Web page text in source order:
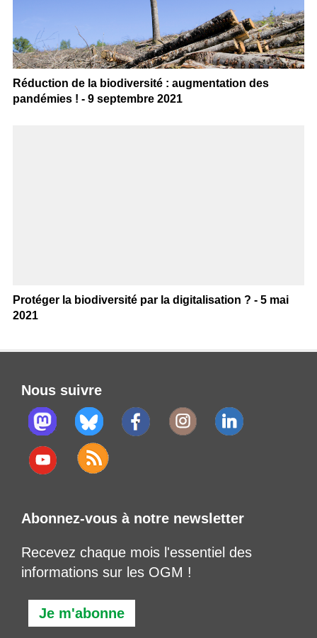
Réduction de la biodiversité : augmentation des
pandémies ! - 9 septembre 2021
Protéger la biodiversité par la digitalisation ? - 5 mai
2021
Nous suivre
Abonnez-vous à notre newsletter
Recevez chaque mois l'essentiel des
informations sur les OGM !
Je m'abonne